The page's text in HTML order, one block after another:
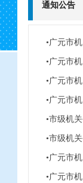
通知公告
•广元市
•广元市
•广元市
•广元市
•市级机
•市级机
•广元市
•广元市